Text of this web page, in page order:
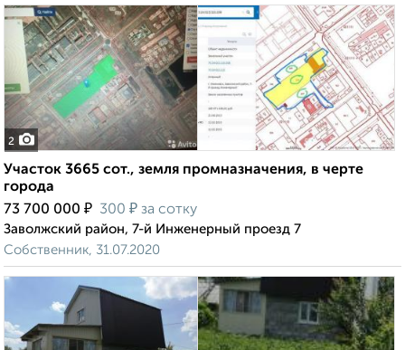
2
Участок 3665 сот., земля промназначения, в черте
города
73 700 000 ₽ 300 ₽ за сотку
Заволжский район, 7-й Инженерный проезд 7
Собственник, 31.07.2020